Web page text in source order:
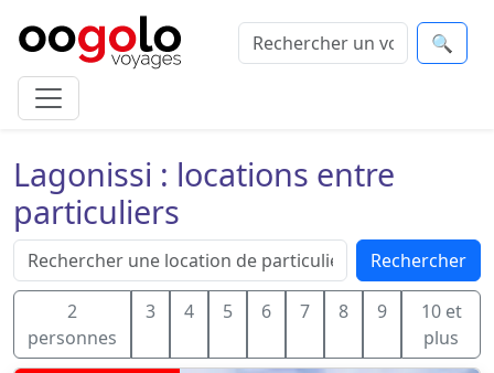
🔍
Lagonissi : locations entre
particuliers
Rechercher
2
personnes
3 4 5 6 7 8 9
10 et
plus